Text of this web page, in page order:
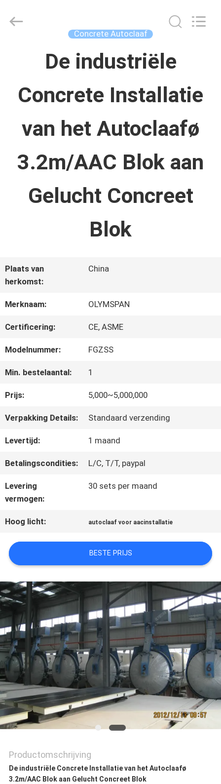
PRODUCTEN
ONGEVEER
ONS
FABRIEKSREIS
KWALITEITSCONTROLE
CONTACTEER
ONS
NIEUWS
VERZOEK
OM EEN
CITAAT
SITEMAP
Online
Market.
Concrete Autoclaaf
De industriële
Concrete Installatie
van het Autoclaafø
3.2m/AAC Blok aan
Gelucht Concreet
Blok
Plaats van
herkomst:
China
Merknaam: OLYMSPAN
Certificering: CE, ASME
Modelnummer: FGZSS
Min. bestelaantal: 1
Prijs: 5,000~5,000,000
Verpakking Details: Standaard verzending
Levertijd: 1 maand
Betalingscondities: L/C, T/T, paypal
Levering
vermogen:
30 sets per maand
Hoog licht: autoclaaf voor aacinstallatie
BESTE PRIJS
Productomschrijving
De industriële Concrete Installatie van het Autoclaafø
3.2m/AAC Blok aan Gelucht Concreet Blok